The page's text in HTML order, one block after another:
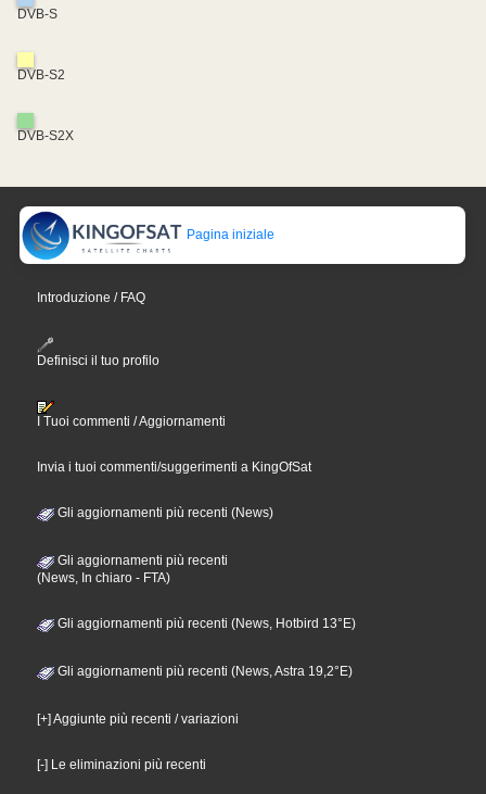
DVB-S
DVB-S2
DVB-S2X
Pagina iniziale
Introduzione / FAQ
Definisci il tuo profilo
I Tuoi commenti / Aggiornamenti
Invia i tuoi commenti/suggerimenti a KingOfSat
Gli aggiornamenti più recenti (News)
Gli aggiornamenti più recenti
(News, In chiaro - FTA)
Gli aggiornamenti più recenti (News, Hotbird 13°E)
Gli aggiornamenti più recenti (News, Astra 19,2°E)
[+] Aggiunte più recenti / variazioni
[-] Le eliminazioni più recenti